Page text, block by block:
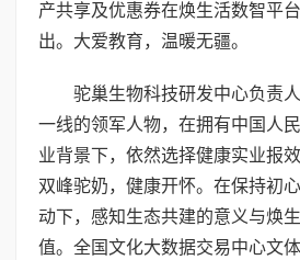
产共享及优惠券在焕生活数智平
出。大爱教育，温暖无疆。
驼巢生物科技研发中心负责
一线的领军人物，在拥有中国人
业背景下，依然选择健康实业报
双峰驼奶，健康开怀。在保持初
动下，感知生态共建的意义与焕
值。全国文化大数据交易中心文